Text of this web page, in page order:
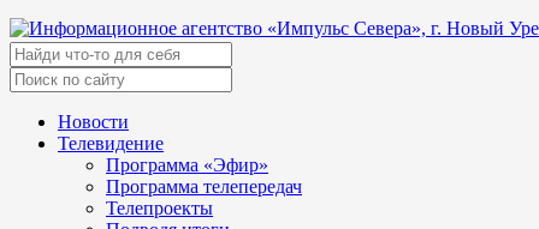
Новости
Телевидение
Программа «Эфир»
Программа телепередач
Телепроекты